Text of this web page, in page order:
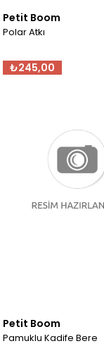
Petit Boom
Polar Atkı
₺245,00
Petit Boom
Pamuklu Kadife Bere